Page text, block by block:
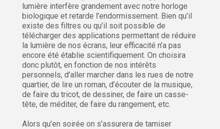
lumière interfère grandement avec notre horloge
biologique et retarde l’endormissement. Bien qu’il
existe des filtres ou qu’il soit possible de
télécharger des applications permettant de réduire
la lumière de nos écrans, leur efficacité n’a pas
encore été établie scientifiquement. On choisira
donc plutôt, en fonction de nos intérêts
personnels, d’aller marcher dans les rues de notre
quartier, de lire un roman, d’écouter de la musique,
de faire du tricot, de dessiner, de faire un casse-
tête, de méditer, de faire du rangement, etc.
Alors qu’en soirée on s’assurera de tamiser